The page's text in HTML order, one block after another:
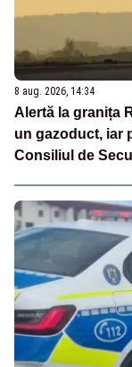
8 aug. 2026, 14:34
Alertă la granița
un gazoduct, iar
Consiliul de